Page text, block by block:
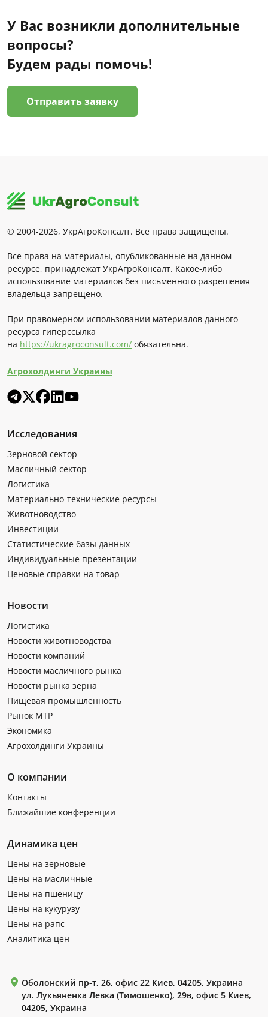
У Вас возникли дополнительные
вопросы?
Будем рады помочь!
Отправить заявку
© 2004-2026, УкрАгроКонсалт. Все права защищены.
Все права на материалы, опубликованные на данном
ресурсе, принадлежат УкрАгроКонсалт. Какое-либо
использование материалов без письменного разрешения
владельца запрещено.
При правомерном использовании материалов данного
ресурса гиперссылка
на https://ukragroconsult.com/ обязательна.
Агрохолдинги Украины
Исследования
Зерновой сектор
Масличный сектор
Логистика
Материально-технические ресурсы
Животноводство
Инвестиции
Статистические базы данных
Индивидуальные презентации
Ценовые справки на товар
Новости
Логистика
Новости животноводства
Новости компаний
Новости масличного рынка
Новости рынка зерна
Пищевая промышленность
Рынок МТР
Экономика
Агрохолдинги Украины
О компании
Контакты
Ближайшие конференции
Динамика цен
Цены на зерновые
Цены на масличные
Цены на пшеницу
Цены на кукурузу
Цены на рапс
Аналитика цен
Оболонский пр-т, 26, офис 22 Киев, 04205, Украина
ул. Лукьяненка Левка (Тимошенко), 29в, офис 5 Киев,
04205, Украина